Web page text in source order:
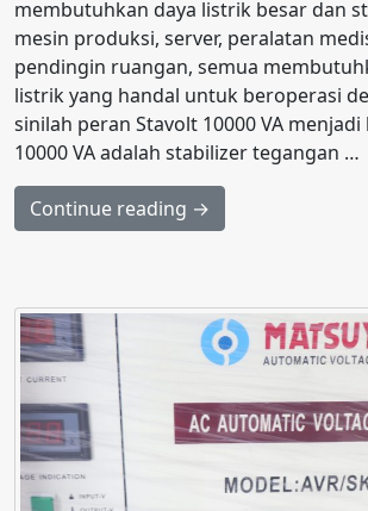
membutuhkan daya listrik besar dan
mesin produksi, server, peralatan
pendingin ruangan, semua
listrik yang handal untuk beroperasi
sinilah peran Stavolt 10000 VA
10000 VA adalah stabilizer tegangan …
Continue reading →